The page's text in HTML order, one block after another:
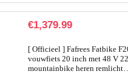
€1,379.99
[ Officieel ] Fafrees Fatbike
vouwfiets 20 inch met 48 V
mountainbike heren remlicht…